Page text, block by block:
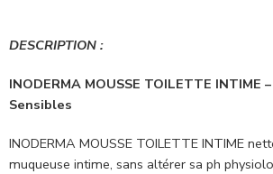
DESCRIPTION :
INODERMA MOUSSE TOILETTE INTIME
Sensibles
INODERMA MOUSSE TOILETTE INTIME
muqueuse intime, sans altérer sa ph